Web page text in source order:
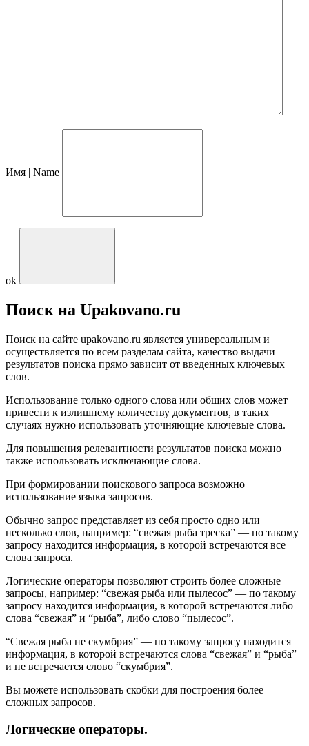
Имя | Name
ok
Поиск на Upakovano.ru
Поиск на сайте upakovano.ru является универсальным и
осуществляется по всем разделам сайта, качество выдачи
результатов поиска прямо зависит от введенных ключевых
слов.
Использование только одного слова или общих слов может
привести к излишнему количеству документов, в таких
случаях нужно использовать уточняющие ключевые слова.
Для повышения релевантности результатов поиска можно
также использовать исключающие слова.
При формировании поискового запроса возможно
использование языка запросов.
Обычно запрос представляет из себя просто одно или
несколько слов, например: “свежая рыба треска” — по такому
запросу находится информация, в которой встречаются все
слова запроса.
Логические операторы позволяют строить более сложные
запросы, например: “свежая рыба или пылесос” — по такому
запросу находится информация, в которой встречаются либо
слова “свежая” и “рыба”, либо слово “пылесос”.
“Свежая рыба не скумбрия” — по такому запросу находится
информация, в которой встречаются слова “свежая” и “рыба”
и не встречается слово “скумбрия”.
Вы можете использовать скобки для построения более
сложных запросов.
Логические операторы.